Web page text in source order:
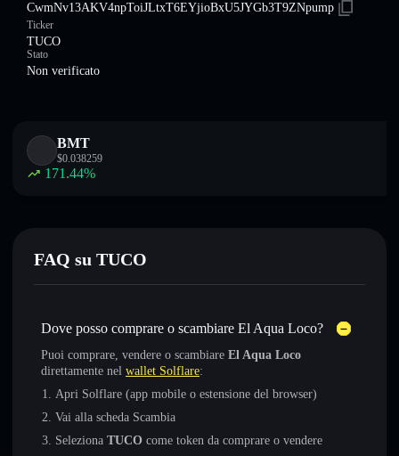
CwmNv13AKV4npToiJLtxT6EYjioBxU5JYGb3T9ZNpump
Ticker
TUCO
Stato
Non verificato
BMT
$0.038259
171.44%
FAQ su TUCO
Dove posso comprare o scambiare El Aqua Loco?
Puoi comprare, vendere o scambiare El Aqua Loco
direttamente nel wallet Solflare:
Apri Solflare (app mobile o estensione del browser)
Vai alla scheda Scambia
Seleziona TUCO come token da comprare o vendere